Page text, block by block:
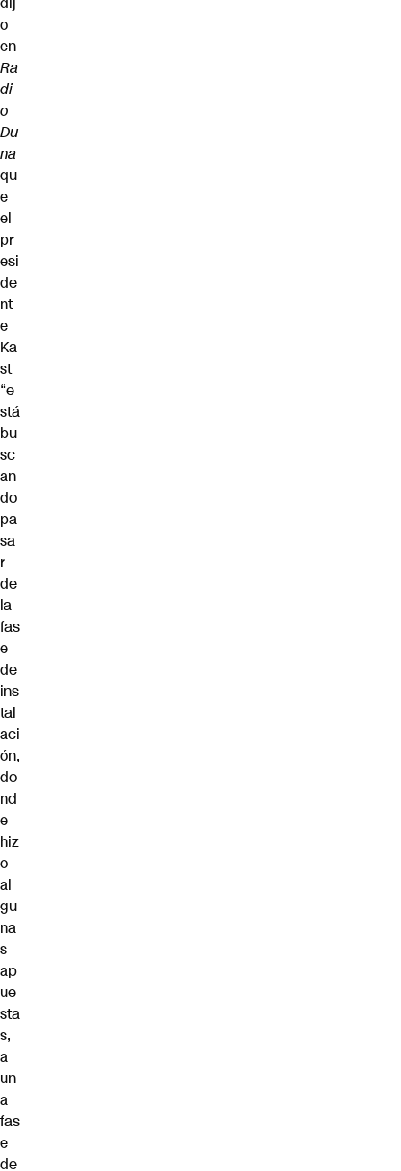
o
en
Ra
di
o
Du
na
qu
e
el
pr
esi
de
nt
e
Ka
st
“e
stá
bu
sc
an
do
pa
sa
r
de
la
fas
e
de
ins
tal
aci
ón,
do
nd
e
hiz
o
al
gu
na
s
ap
ue
sta
s,
a
un
a
fas
e
de